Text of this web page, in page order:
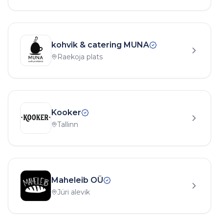
kohvik & catering MUNA
Raekoja plats
Kooker
Tallinn
Maheleib OÜ
Jüri alevik